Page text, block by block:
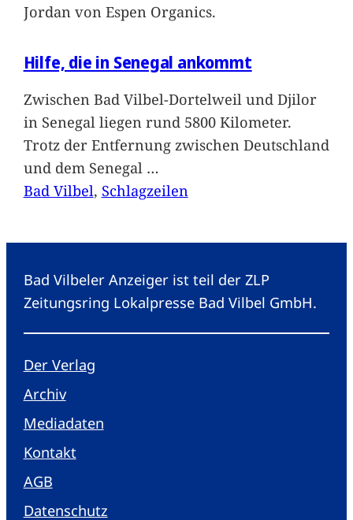
Jordan von Espen Organics.
Hilfe, die in Senegal ankommt
Zwischen Bad Vilbel-Dortelweil und Djilor
in Senegal liegen rund 5800 Kilometer.
Trotz der Entfernung zwischen Deutschland
und dem Senegal …
Bad Vilbel, Schlagzeilen
Bad Vilbeler Anzeiger ist teil der ZLP
Zeitungsring Lokalpresse Bad Vilbel GmbH.
Der Verlag
Archiv
Mediadaten
Kontakt
AGB
Datenschutz